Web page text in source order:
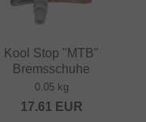
Kool Stop "MTB"
Bremsschuhe
0.05 kg
17.61 EUR